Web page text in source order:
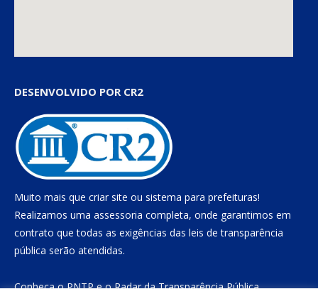
DESENVOLVIDO POR CR2
Muito mais que criar site ou sistema para prefeituras!
Realizamos uma assessoria completa, onde garantimos em
contrato que todas as exigências das leis de transparência
pública serão atendidas.